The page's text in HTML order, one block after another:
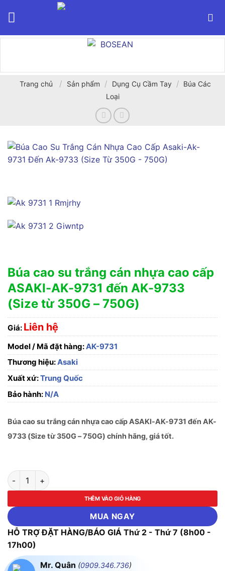
Trang chủ / Sản phẩm / Dụng Cụ Cầm Tay / Búa Các
Loại
Búa cao su trắng cán nhựa cao cấp
ASAKI-AK-9731 đến AK-9733
(Size từ 350G – 750G)
Giá: Liên hệ
Model / Mã đặt hàng:AK-9731
Thương hiệu:Asaki
Xuất xứ:Trung Quốc
Bảo hành: N/A
Búa cao su trắng cán nhựa cao cấp ASAKI-AK-9731 đến AK-
9733 (Size từ 350G – 750G) chính hãng, giá tốt.
Búa cao su trắng cán nhựa cao cấp ASAKI-AK-9731 đến AK-
THÊM VÀO GIỎ HÀNG
MUA NGAY
HỖ TRỢ ĐẶT HÀNG/BÁO GIÁ Thứ 2 - Thứ 7 (8h00 -
17h00)
Mr. Quân (0909.346.736)